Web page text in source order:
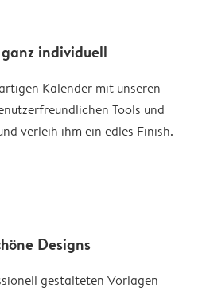
individuell
Kalender mit unseren
Tools und
verleih ihm ein edles Finish.
Designs
gestalteten Vorlagen